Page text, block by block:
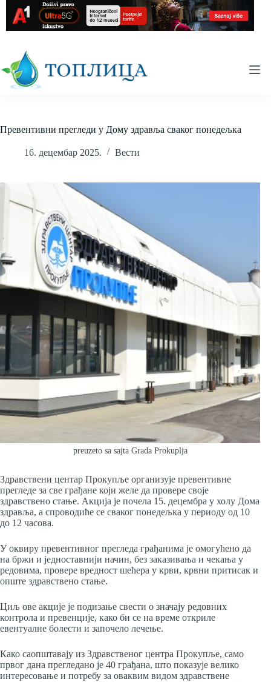
content
Превентивни прегледи у Дому здравља сваког понедељка
16. децембар 2025. Вести
preuzeto sa sajta Grada Prokuplja
Здравствени центар Прокупље организује превентивне
прегледе за све грађане који желе да провере своје
здравствено стање. Акција је почела 15. децембра у холу Дома
здравља, а спроводиће се сваког понедељка у периоду од 10
до 12 часова.
У оквиру превентивног прегледа грађанима је омогућено да
на бржи и једноставнији начин, без заказивања и чекања у
редовима, провере вредност шећера у крви, крвни притисак и
опште здравствено стање.
Циљ ове акције је подизање свести о значају редовних
контрола и превенције, како би се на време откриле
евентуалне болести и започело лечење.
Како саопштавају из Здравственог центра Прокупље, само
првог дана прегледано је 40 грађана, што показује велико
интересовање и потребу за оваквим видом здравствене